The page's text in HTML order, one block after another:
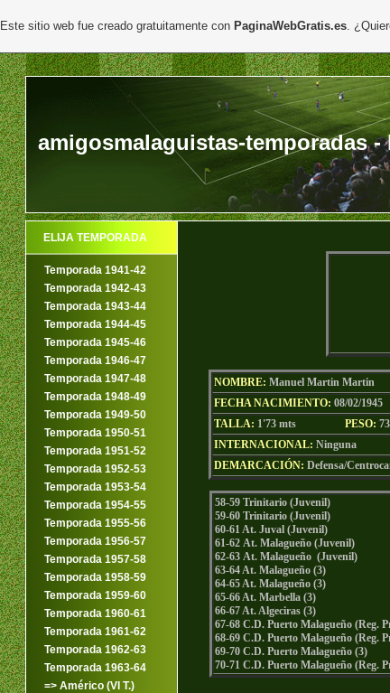
amigosmalaguistas-temporadas -
ELIJA TEMPORADA
Temporada 1941-42
Temporada 1942-43
Temporada 1943-44
Temporada 1944-45
Temporada 1945-46
Temporada 1946-47
Temporada 1947-48
Temporada 1948-49
Temporada 1949-50
Temporada 1950-51
Temporada 1951-52
Temporada 1952-53
Temporada 1953-54
Temporada 1954-55
Temporada 1955-56
Temporada 1956-57
Temporada 1957-58
Temporada 1958-59
Temporada 1959-60
Temporada 1960-61
Temporada 1961-62
Temporada 1962-63
Temporada 1963-64
=> Américo (VI T.)
NOMBRE: Manuel Martin
FECHA NACIMIENTO: 08/02/
TALLA: 1'73 mts PESO: 73
INTERNACIONAL: Ninguna
DEMARCACIÓN: Defensa/
58-59 Trinitario (Juvenil)
59-60 Trinitario (Juvenil)
60-61 At. Juval (Juvenil)
61-62 At. Malagueño (Juvenil)
62-63 At. Malagueño (Juvenil)
63-64 At. Malagueño (3)
64-65 At. Malagueño (3)
65-66 At. Marbella (3)
66-67 At. Algeciras (3)
67-68 C.D. Puerto Malagueño (Reg.
68-69 C.D. Puerto Malagueño (Reg.
69-70 C.D. Puerto Malagueño (3)
70-71 C.D. Puerto Malagueño (Reg.
Este sitio web fue creado gratuitamente con PaginaWebGratis.es.